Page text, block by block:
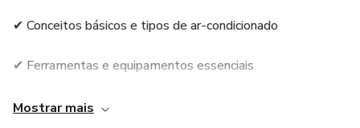
✔ Conceitos básicos e tipos de ar-condicionado
✔ Ferramentas e equipamentos essenciais
✔ Manutenção preventiva e corretiva
Mostrar mais